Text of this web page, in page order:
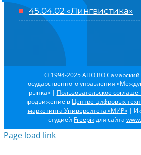
45.04.02 «Лингвистика»
© 1994-2025 АНО ВО Самарский
государственного управления
рынка» | Пользовательское
продвижение в Центре цифровых
маркетинга Университета «МИР»|
студией Freepikдля сайта
Page load link